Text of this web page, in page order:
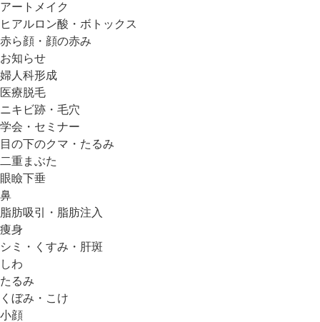
アートメイク
ヒアルロン酸・ボトックス
赤ら顔・顔の赤み
お知らせ
婦人科形成
医療脱毛
ニキビ跡・毛穴
学会・セミナー
目の下のクマ・たるみ
二重まぶた
眼瞼下垂
鼻
脂肪吸引・脂肪注入
痩身
シミ・くすみ・肝斑
しわ
たるみ
くぼみ・こけ
小顔